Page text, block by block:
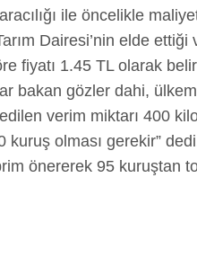
ile öncelikle
Dairesi’nin elde
fiyatı 1.45 TL olarak
bakan gözler dahi,
verim miktarı 400
olması gerekir”
önererek 95 kuruştan